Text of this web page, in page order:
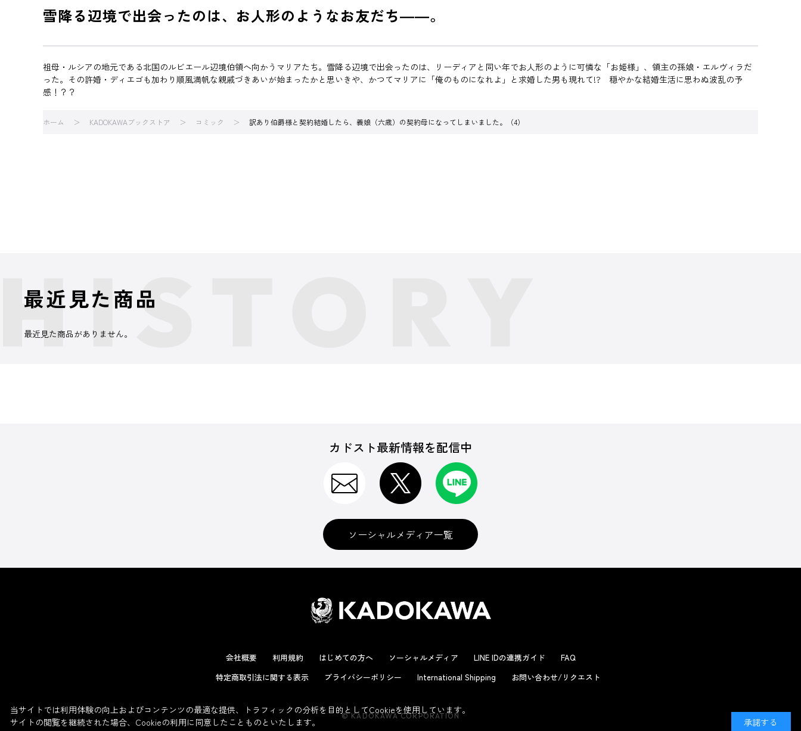
雪降る辺境で出会ったのは、お人形のようなお友だち――。
祖母・ルシアの地元である北国のルビエール辺境伯領へ向かうマリアたち。雪降る辺境で出会ったのは、リーディアと同い年でお人形のように可憐な「お姫様」、領主の孫娘・エルヴィラだ
った。その許婚・ディエゴも加わり順風満帆な親戚づきあいが始まったかと思いきや、かつてマリアに「俺のものになれよ」と求婚した男も現れて!? 穏やかな結婚生活に思わぬ波乱の予
感！？？
ホーム KADOKAWAブックストア コミック 訳あり伯爵様と契約結婚したら、義娘（六歳）の契約母になってしまいました。（4）
最近見た商品
最近見た商品がありません。
カドスト最新情報を配信中
ソーシャルメディア一覧
会社概要 利用規約 はじめての方へ ソーシャルメディア LINE IDの連携ガイド
FAQ
特定商取引法に関する表示
プライバシーポリシー International Shipping お問い合わせ/リクエスト
© KADOKAWA CORPORATION
当サイトでは利用体験の向上およびコンテンツの最適な提供、トラフィックの分析を目的としてCookieを使用しています。
サイトの閲覧を継続された場合、Cookieの利用に同意したことものといたします。
承諾する